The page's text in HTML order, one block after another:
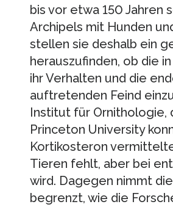
bis vor etwa 150 Jahren
Archipels mit Hunden
stellen sie deshalb ein
herauszufinden, ob die
ihr Verhalten und die
auftretenden Feind
Institut für Ornithologie,
Princeton University
Kortikosteron
Tieren fehlt, aber bei
wird. Dagegen nimmt
begrenzt, wie die